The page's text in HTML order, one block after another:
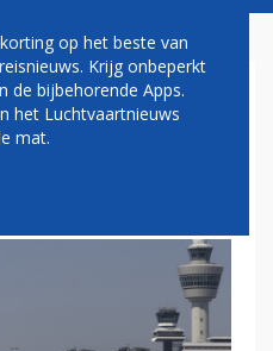
APPARAAT
UIT DE
op het beste van
Krijg onbeperkt
de bijbehorende Apps.
het Luchtvaartnieuws
mat.